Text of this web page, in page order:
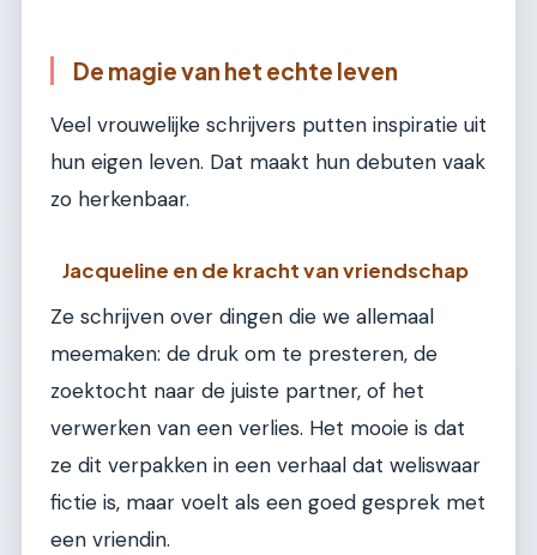
De magie van het echte leven
Veel vrouwelijke schrijvers putten inspiratie uit
hun eigen leven. Dat maakt hun debuten vaak
zo herkenbaar.
Jacqueline en de kracht van vriendschap
Ze schrijven over dingen die we allemaal
meemaken: de druk om te presteren, de
zoektocht naar de juiste partner, of het
verwerken van een verlies. Het mooie is dat
ze dit verpakken in een verhaal dat weliswaar
fictie is, maar voelt als een goed gesprek met
een vriendin.